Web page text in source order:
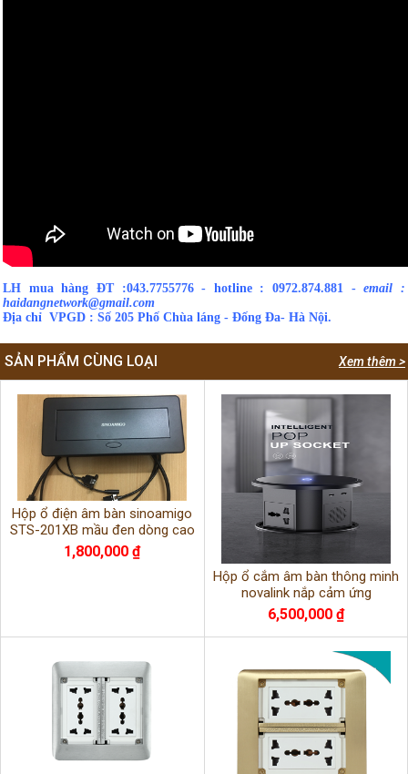
LH mua hàng ĐT :043.7755776 - hotline : 0972.874.881 -email :
haidangnetwork@gmail.com
Địa chỉ VPGD : Số 205 Phố Chùa láng - Đống Đa- Hà Nội.
Xem thêm >
SẢN PHẨM CÙNG LOẠI
Hộp ổ điện âm bàn sinoamigo
STS-201XB mầu đen dòng cao
cấp
1,800,000 ₫
Hộp ổ cắm âm bàn thông minh
novalink nắp cảm ứng
6,500,000 ₫